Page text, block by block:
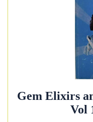
Gem Elixirs
Vol